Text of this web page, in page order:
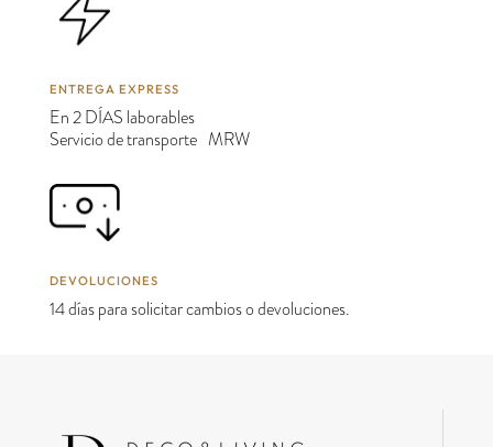
ENTREGA EXPRESS
En 2 DÍAS laborables
Servicio de transporte MRW
DEVOLUCIONES
14 días para solicitar cambios o devoluciones.